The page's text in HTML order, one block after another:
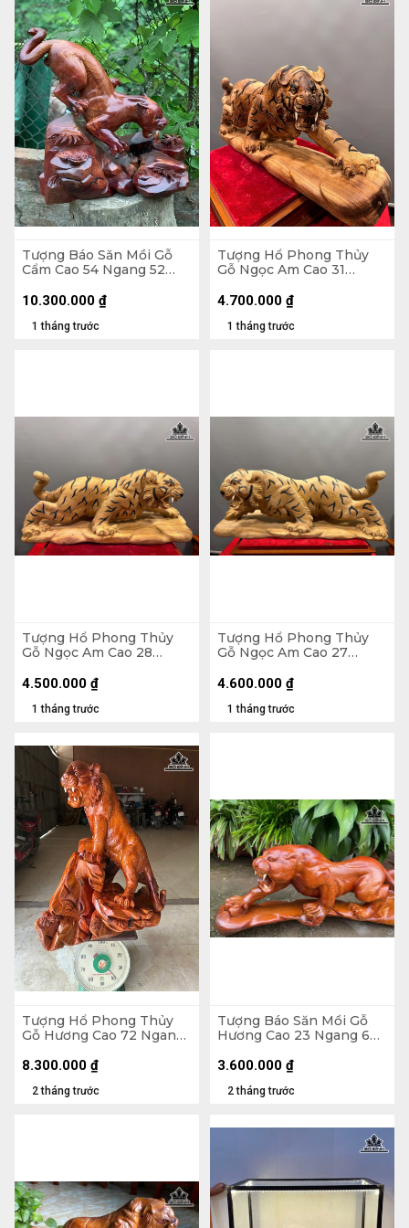
Tượng Báo Săn Mồi Gỗ
Cẩm Cao 54 Ngang 52
1 tháng trước
10.300.000 ₫
Tượng Hổ Phong Thủy
Gỗ Ngọc Am Cao 31
1 tháng trước
4.700.000 ₫
Tượng Hổ Phong Thủy
Gỗ Ngọc Am Cao 28
1 tháng trước
4.500.000 ₫
Tượng Hổ Phong Thủy
Gỗ Ngọc Am Cao 27
1 tháng trước
4.600.000 ₫
Tượng Hổ Phong Thủy
Gỗ Hương Cao 72 Ngang
2 tháng trước
8.300.000 ₫
Tượng Báo Săn Mồi Gỗ
Hương Cao 23 Ngang 60
2 tháng trước
3.600.000 ₫